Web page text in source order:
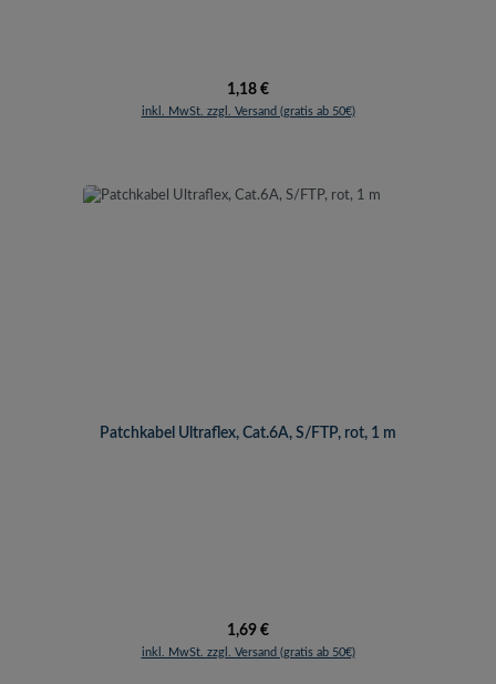
Regulärer Preis:
1,18 €
inkl. MwSt. zzgl. Versand (gratis ab 50€)
Patchkabel Ultraflex, Cat.6A, S/FTP, rot, 1 m
Regulärer Preis:
1,69 €
inkl. MwSt. zzgl. Versand (gratis ab 50€)